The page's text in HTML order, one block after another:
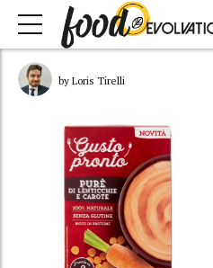
by Loris Tirelli